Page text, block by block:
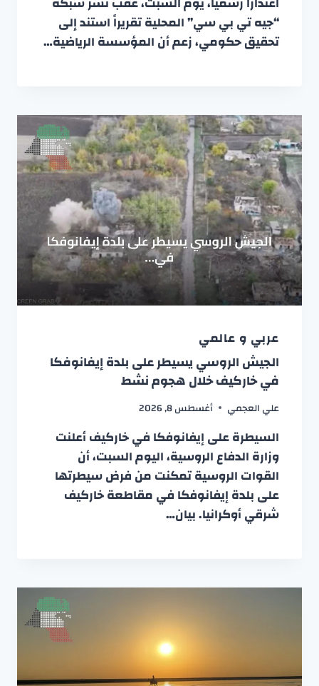
“جيه تي بي سي” المحلية تقريراً استند إلى
تحقيق حكومي، زعم أن المؤسسة الرياضية…
عربي و عالمي
الجيش الروسي يسيطر على بلدة إيفانوفكا
في خاركيف خلال هجوم نشط
علي العجمي أغسطس 8, 2026
السيطرة على إيفانوفكا في خاركيف أعلنت
وزارة الدفاع الروسية، اليوم السبت، أن
القوات الروسية تمكنت من فرض سيطرتها
على بلدة إيفانوفكا في مقاطعة خاركيف
شرقي أوكرانيا. بيان…